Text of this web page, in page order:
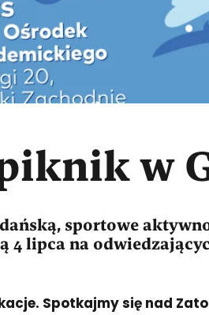
w
sportowe
4 lipca na
Spotkajmy się nad